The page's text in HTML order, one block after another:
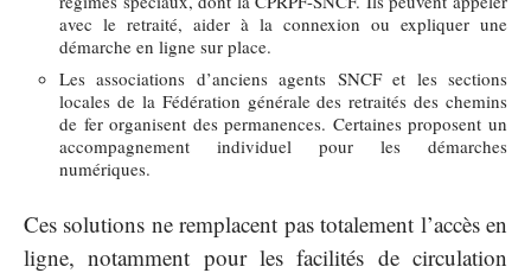
avec le retraité, aider à la connexion ou expliquer une
démarche en ligne sur place.
Les associations d’anciens agents SNCF et les sections
locales de la Fédération générale des retraités des chemins
de fer organisent des permanences. Certaines proposent un
accompagnement individuel pour les démarches
numériques.
Ces solutions ne remplacent pas totalement l’accès en
ligne, notamment pour les facilités de circulation